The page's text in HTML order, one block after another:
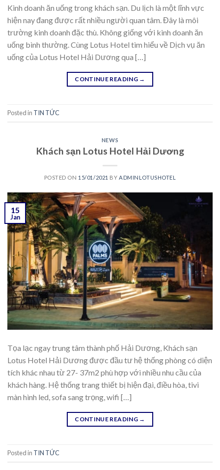
Kinh doanh ăn uống trong khách sạn. Du lịch là một lĩnh vực
hiện nay đang được rất nhiều người quan tâm. Đây là môi
trường kinh doanh đặc thù. Không giống với kinh doanh ăn
uống bình thường. Cùng Lotus Hotel tìm hiểu về Dịch vụ ăn
uống của Lotus Hotel Hải Dương qua […]
CONTINUE READING →
Posted in TIN TỨC
NEWS
Khách sạn Lotus Hotel Hải Dương
POSTED ON 15/01/2021 BYADMINLOTUSHOTEL
15
Jan
Tọa lạc ngay trung tâm thành phố Hải Dương, Khách sạn
Lotus Hotel Hải Dương được đầu tư hệ thống phòng có diện
tích khác nhau từ 27- 37m2 phù hợp với nhiều nhu cầu của
khách hàng. Hệ thống trang thiết bị hiện đại, điều hòa, tivi
màn hình led, sofa sang trọng, wifi […]
CONTINUE READING →
Posted in TIN TỨC